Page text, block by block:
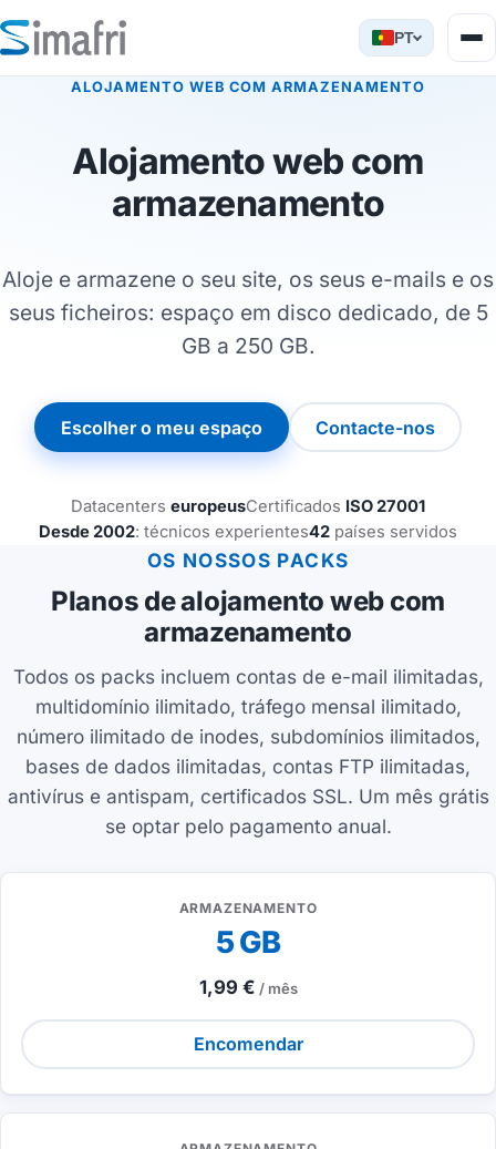
PT
ALOJAMENTO WEB COM ARMAZENAMENTO
Alojamento web com
armazenamento
Aloje e armazene o seu site, os seus e-mails e os
seus ficheiros: espaço em disco dedicado, de 5
GB a 250 GB.
Escolher o meu espaço Contacte-nos
Datacenters europeusCertificados ISO 27001
Desde 2002: técnicos experientes42 países servidos
OS NOSSOS PACKS
Planos de alojamento web com
armazenamento
Todos os packs incluem contas de e-mail ilimitadas,
multidomínio ilimitado, tráfego mensal ilimitado,
número ilimitado de inodes, subdomínios ilimitados,
bases de dados ilimitadas, contas FTP ilimitadas,
antivírus e antispam, certificados SSL. Um mês grátis
se optar pelo pagamento anual.
ARMAZENAMENTO
5 GB
1,99 € / mês
Encomendar